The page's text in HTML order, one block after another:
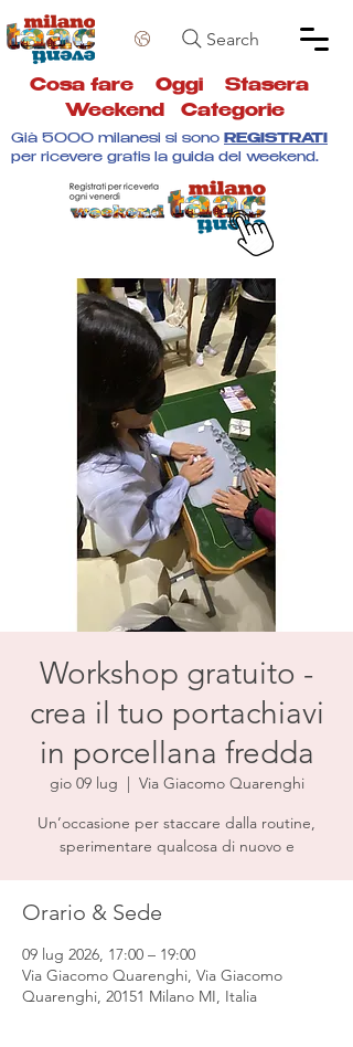
Search
Cosa fare Oggi Stasera
Weekend
Categorie
Già 5000 milanesi si sono REGISTRATI
per ricevere gratis la guida del weekend.
Workshop gratuito -
crea il tuo portachiavi
in porcellana fredda
gio 09 lug
  |
Via Giacomo Quarenghi
Un’occasione per staccare dalla routine,
sperimentare qualcosa di nuovo e
Orario & Sede
09 lug 2026, 17:00 – 19:00
Via Giacomo Quarenghi, Via Giacomo
Quarenghi, 20151 Milano MI, Italia